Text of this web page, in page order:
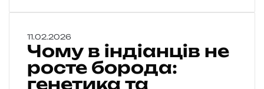
в
о
р
и
Ч
о
у
11.02.2026
Чому в індіанців не
росте борода:
генетика та